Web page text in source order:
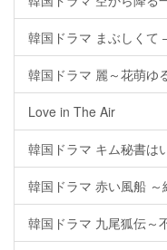
韓国ドラマ まぶしく
韓国ドラマ 麗～花萌ゆ
Love in The Air
韓国ドラマ キム秘書は
韓国ドラマ 赤い風船 ～
韓国ドラマ 九尾狐伝～